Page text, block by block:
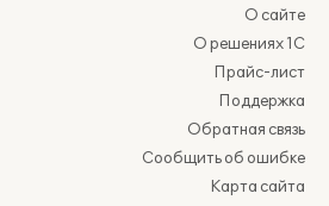
О сайте
О решениях 1С
Прайс-лист
Поддержка
Обратная связь
Сообщить об ошибке
Карта сайта